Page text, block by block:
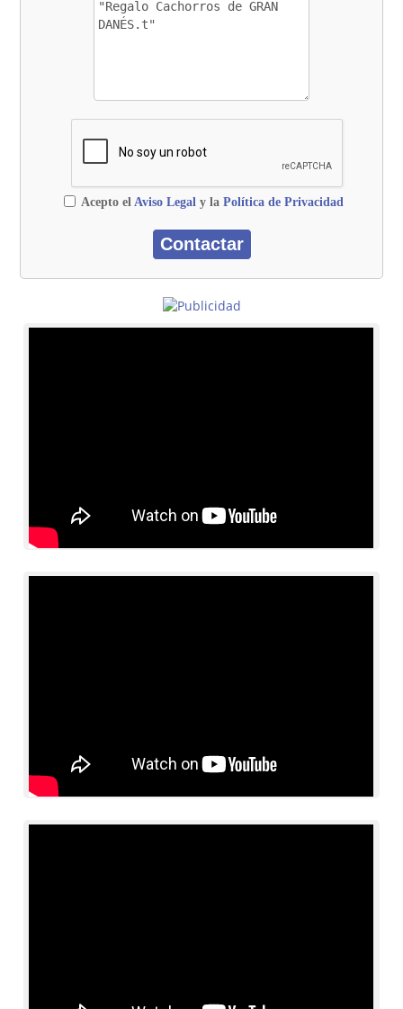
Acepto el Aviso Legaly la Política de Privacidad